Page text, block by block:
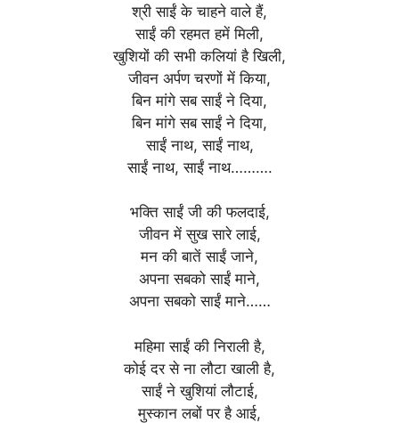
श्री साईं के चाहने वाले हैं,
साईं की रहमत हमें मिली,
खुशियों की सभी कलियां है खिली,
जीवन अर्पण चरणों में किया,
बिन मांगे सब साईं ने दिया,
बिन मांगे सब साईं ने दिया,
साईं नाथ, साईं नाथ,
साईं नाथ, साईं नाथ……….
भक्ति साईं जी की फलदाई,
जीवन में सुख सारे लाई,
मन की बातें साईं जाने,
अपना सबको साईं माने,
अपना सबको साईं माने……
महिमा साईं की निराली है,
कोई दर से ना लौटा खाली है,
साईं ने खुशियां लौटाई,
मुस्कान लबों पर है आई,